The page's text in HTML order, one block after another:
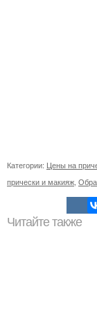
Категории: Цены на
прически и макияж
Читайте также